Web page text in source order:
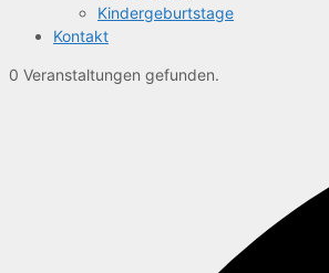
Kin­der­ge­burts­ta­ge
Kon­takt
0 Veranstaltungen gefunden.